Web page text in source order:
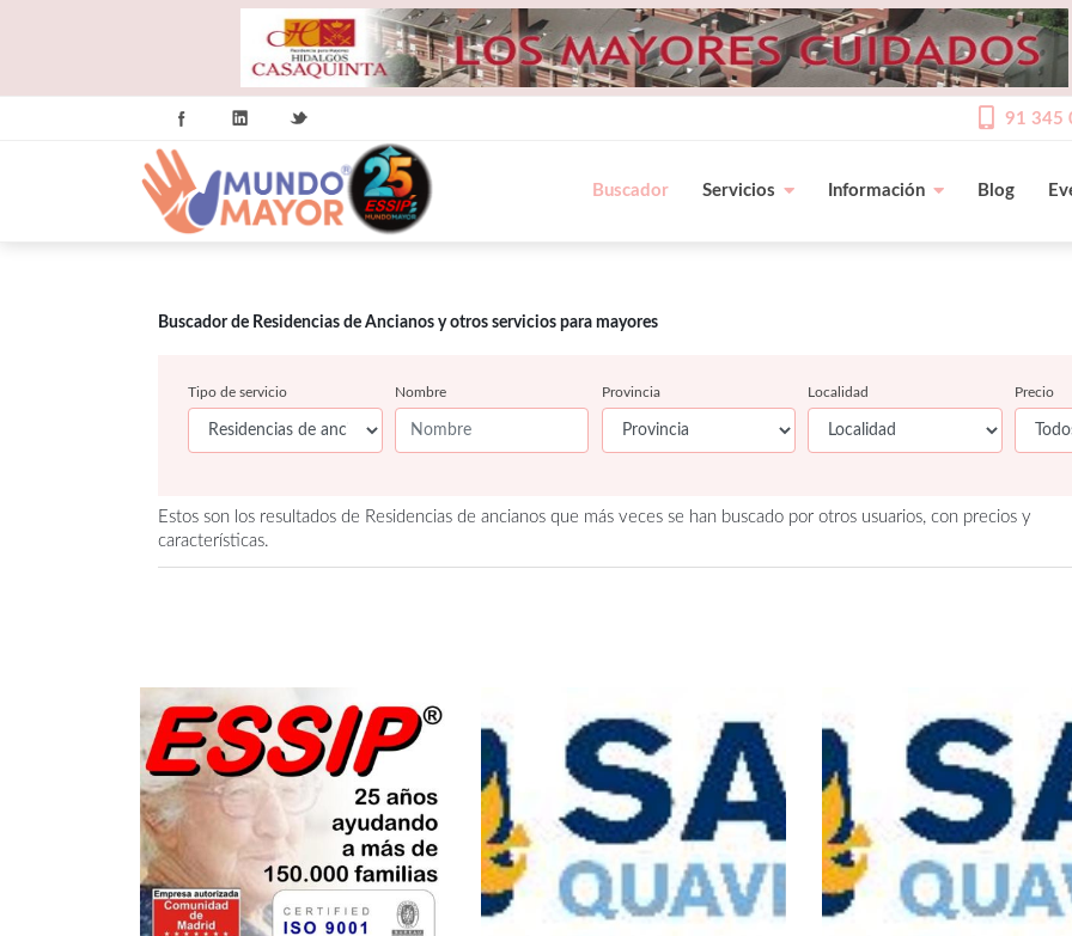
91 345
Buscador Servicios Información Blog
Buscador de Residencias de Ancianos y otros servicios para mayores
Tipo de servicio Nombre Provincia Localidad Precio
Estos son los resultados de Residencias de ancianos que más veces se han buscado por otros usuarios, con precios y
características.